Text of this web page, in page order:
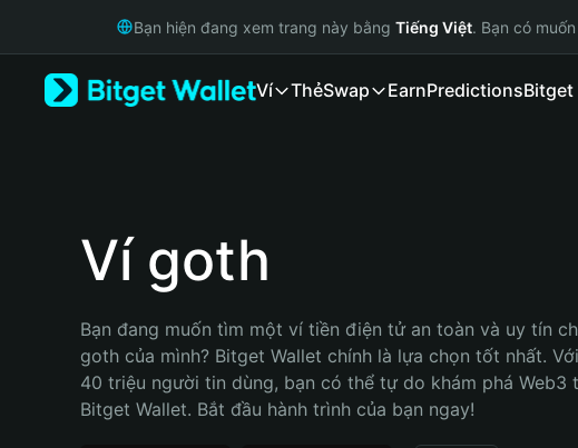
Русский
Bahasa Indonesia
Bạn hiện đang xem trang này bằng Tiếng Việt. Bạn có
Ví ThẻSwap EarnPredictionsBitget
Ví goth
Bạn đang muốn tìm một ví tiền điện tử an toàn và uy tín
goth của mình? Bitget Wallet chính là lựa chọn tốt nhất.
40 triệu người tin dùng, bạn có thể tự do khám phá Web3
Bitget Wallet. Bắt đầu hành trình của bạn ngay!